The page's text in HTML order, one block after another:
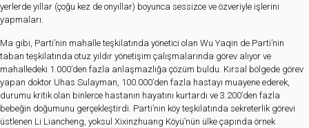
yerlerde yıllar (çoğu kez de onyıllar) boyunca sessizce ve özveriyle işlerini
yapmaları.
Ma gibi, Parti’nin mahalle teşkilatında yönetici olan Wu Yaqin de Parti’nin
taban teşkilatında otuz yıldır yönetişim çalışmalarında görev alıyor ve
mahalledeki 1.000’den fazla anlaşmazlığa çözüm buldu. Kırsal bölgede görev
yapan doktor Uhas Sulayman, 100.000’den fazla hastayı muayene ederek,
durumu kritik olan binlerce hastanın hayatını kurtardı ve 3.200’den fazla
bebeğin doğumunu gerçekleştirdi. Parti’nin köy teşkilatında sekreterlik görevi
üstlenen Li Liancheng, yoksul Xixinzhuang Köyü’nün ülke çapında örnek